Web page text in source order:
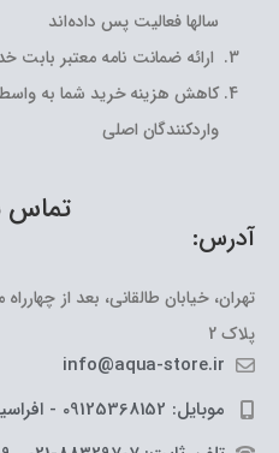
سالها فعالیت پس داده‌اند
ارائه ضمانت نامه معتبر بابت
کاهش هزینه خرید شما به واسطه
واردکنندگان اصلی
تماس
آدرس:
تهران، خیابان طالقانی، بعد از
پلاک 2
info@aqua-store.ir
موبایل: 09125368152 - افراسیابی